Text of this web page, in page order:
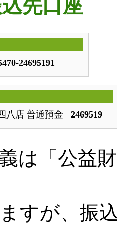
先口座
24695191
八店 普通預金 2469519
は「公益
すが、振